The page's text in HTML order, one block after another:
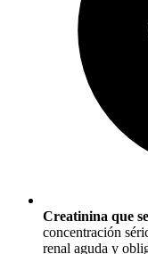
Creatinina que
concentración
renal aguda y